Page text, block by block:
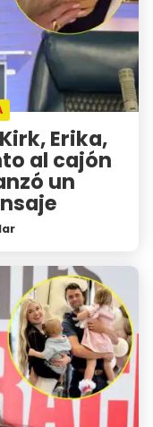
Erika,
al cajón
un